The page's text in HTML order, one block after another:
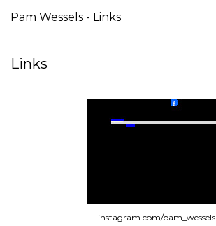
Pam Wessels - Links
Links
instagram.com/pam_wessels